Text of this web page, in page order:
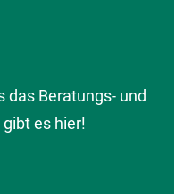
das Beratungs- und
es hier!